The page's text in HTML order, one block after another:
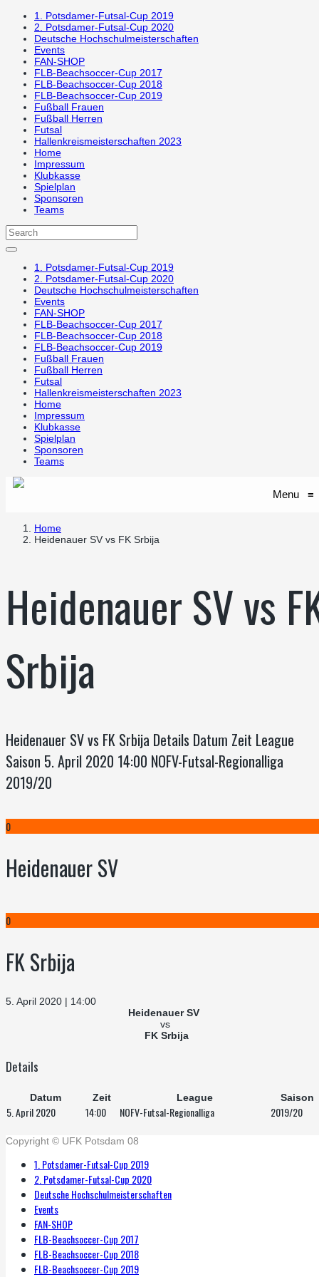
1. Potsdamer-Futsal-Cup 2019
2. Potsdamer-Futsal-Cup 2020
Deutsche Hochschulmeisterschaften
Events
FAN-SHOP
FLB-Beachsoccer-Cup 2017
FLB-Beachsoccer-Cup 2018
FLB-Beachsoccer-Cup 2019
Fußball Frauen
Fußball Herren
Futsal
Hallenkreismeisterschaften 2023
Home
Impressum
Klubkasse
Spielplan
Sponsoren
Teams
1. Potsdamer-Futsal-Cup 2019
2. Potsdamer-Futsal-Cup 2020
Deutsche Hochschulmeisterschaften
Events
FAN-SHOP
FLB-Beachsoccer-Cup 2017
FLB-Beachsoccer-Cup 2018
FLB-Beachsoccer-Cup 2019
Fußball Frauen
Fußball Herren
Futsal
Hallenkreismeisterschaften 2023
Home
Impressum
Klubkasse
Spielplan
Sponsoren
Teams
Menu ≡
Home
Heidenauer SV vs FK Srbija
Heidenauer SV vs
Srbija
Heidenauer SV vs FK Srbija Details Datum Zeit League
Saison 5. April 2020 14:00 NOFV-Futsal-Regionalliga
2019/20
0
Heidenauer SV
0
FK Srbija
5. April 2020 | 14:00
Heidenauer SV
vs
FK Srbija
Details
Datum Zeit League Saison
5. April 2020 14:00 NOFV-Futsal-Regionalliga 2019/20
Copyright © UFK Potsdam 08
1. Potsdamer-Futsal-Cup 2019
2. Potsdamer-Futsal-Cup 2020
Deutsche Hochschulmeisterschaften
Events
FAN-SHOP
FLB-Beachsoccer-Cup 2017
FLB-Beachsoccer-Cup 2018
FLB-Beachsoccer-Cup 2019